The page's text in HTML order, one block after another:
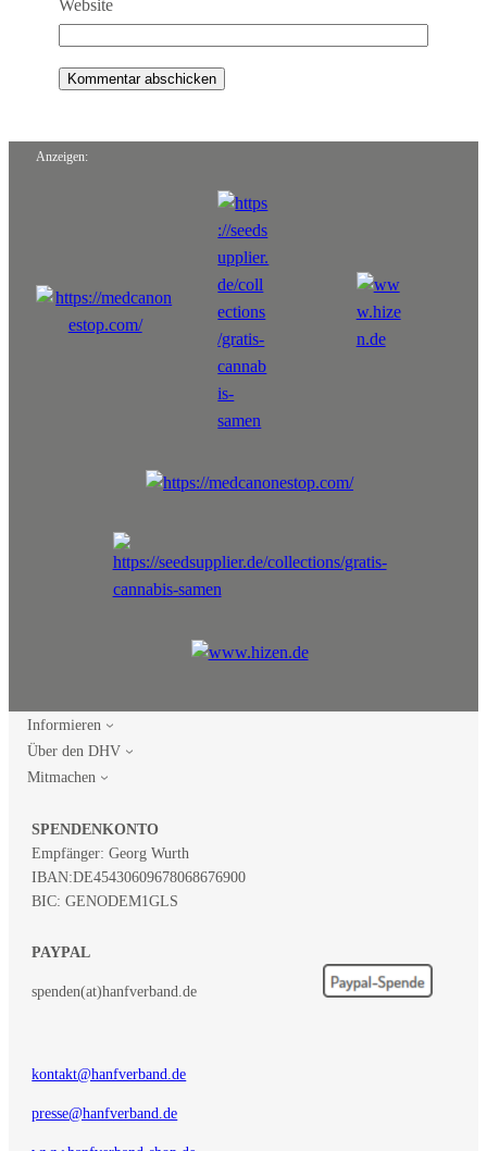
Website
Anzeigen:
Informieren
Über den DHV
Mitmachen
SPENDENKONTO
Empfänger: Georg Wurth
IBAN:DE45430609678068676900
BIC: GENODEM1GLS
PAYPAL
spenden(at)hanfverband.de
kontakt@hanfverband.de
presse@hanfverband.de